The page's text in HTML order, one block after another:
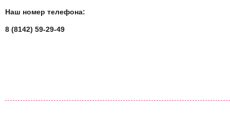
Наш номер телефона:
8 (8142) 59-29-49